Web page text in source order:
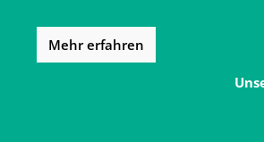
Mehr erfahren